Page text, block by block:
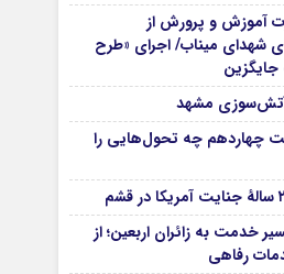
آموزش و پرورش از
شهدای میناب/ اجرای «طرح
چهاردهم چه تحول‌هایی را
خدمت به زائران اربعین؛ از
رفاهی